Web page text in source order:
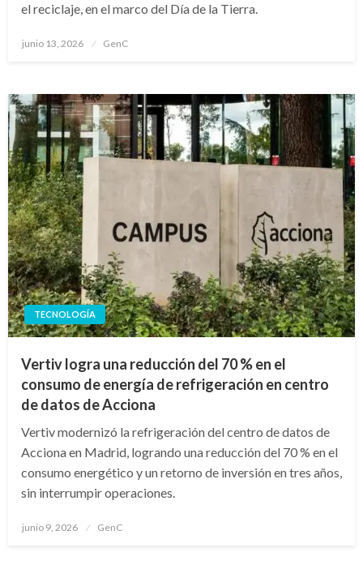
el reciclaje, en el marco del Día de la Tierra.
Publicado
junio 13, 2026 GenC
TECNOLOGÍA
Vertiv logra una reducción del 70 % en el
consumo de energía de refrigeración en centro
de datos de Acciona
Vertiv modernizó la refrigeración del centro de datos de
Acciona en Madrid, logrando una reducción del 70 % en el
consumo energético y un retorno de inversión en tres años,
sin interrumpir operaciones.
Publicado
junio 9, 2026 GenC